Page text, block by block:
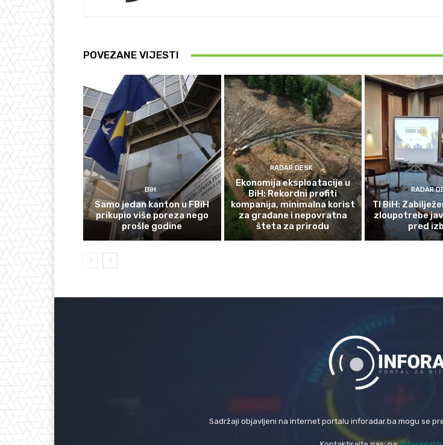
POVEZANE VIJESTI
BIH
Samo jedan kanton u FBiH
prikupio više poreza nego
prošle godine
RADAR DESK
Ekonomija eksploatacije u
BiH: Rekordni profiti
kompanija, minimalna korist
za građane i nepovratna
šteta za prirodu
RADAR
TI BiH:
zloupotrebe
pred
Sadržaji objavljeni na internet portalu inforadar.ba mogu se